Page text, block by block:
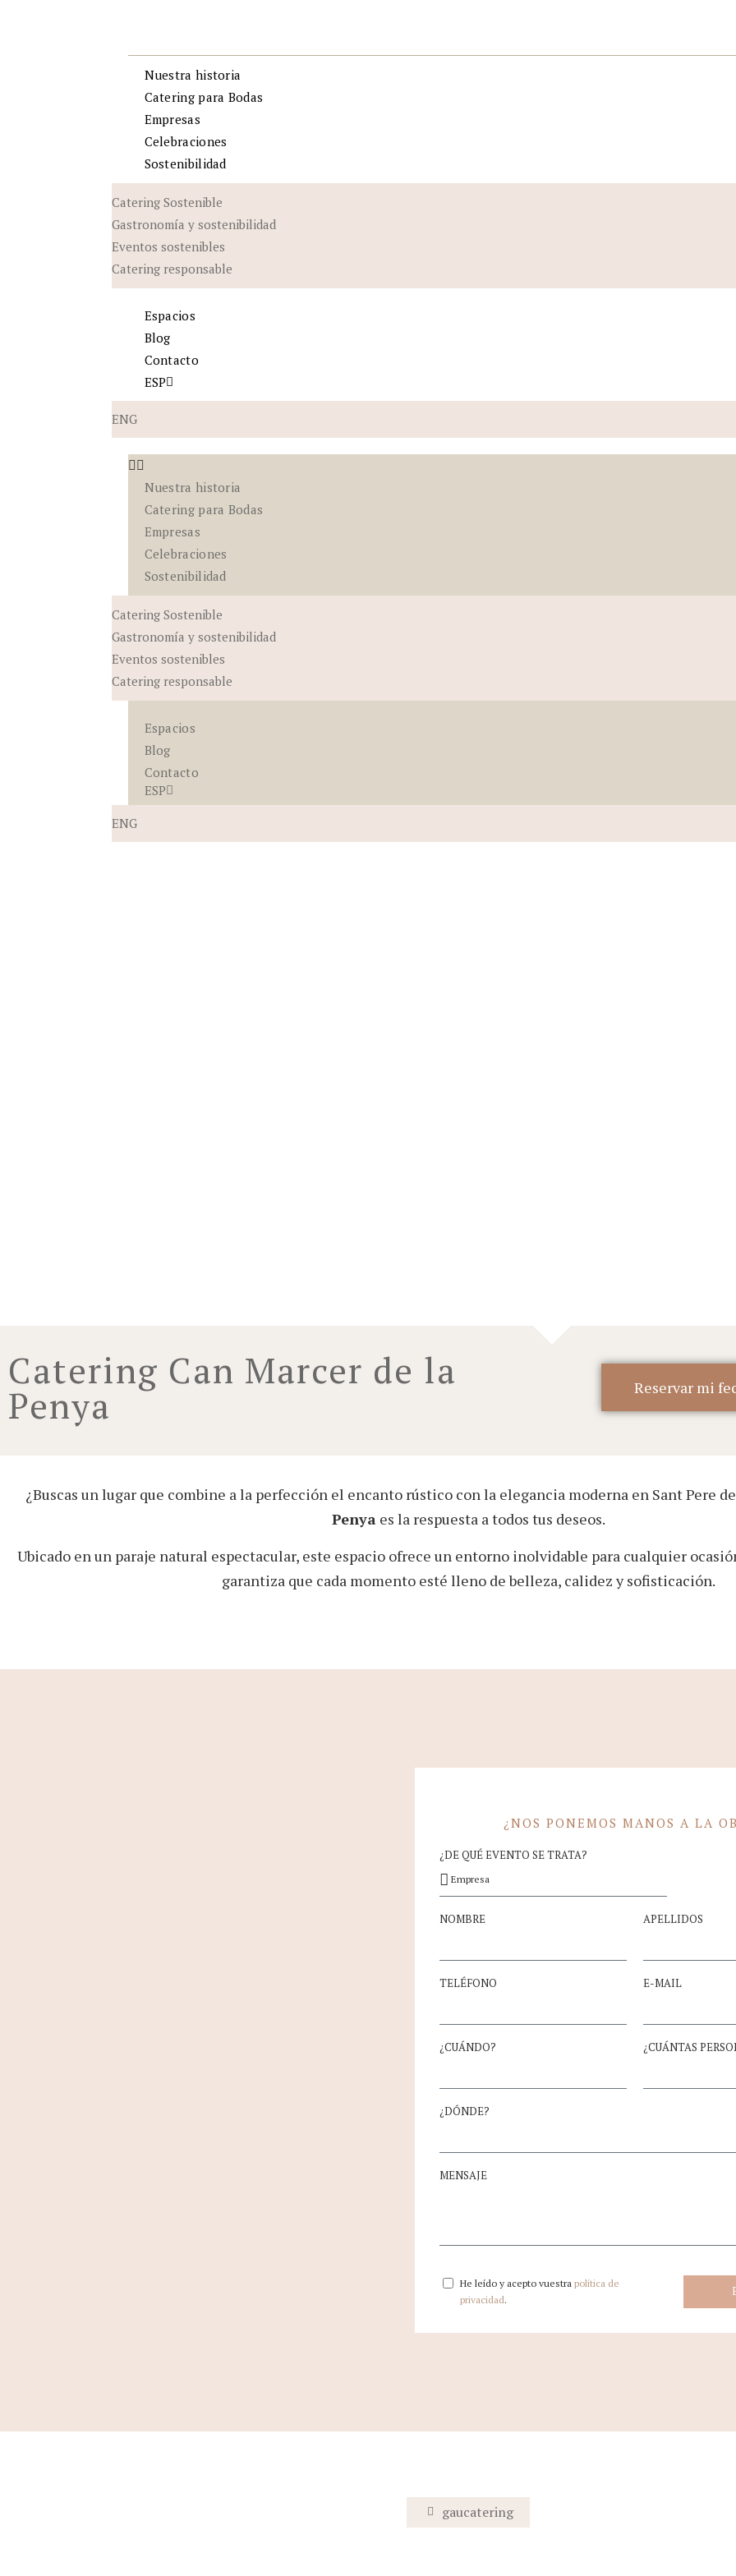
Nuestra historia
Catering para Bodas
Empresas
Celebraciones
Sostenibilidad
Catering Sostenible
Gastronomía y sostenibilidad
Eventos sostenibles
Catering responsable
Espacios
Blog
Contacto
ESP
ENG
Nuestra historia
Catering para Bodas
Empresas
Celebraciones
Sostenibilidad
Catering Sostenible
Gastronomía y sostenibilidad
Eventos sostenibles
Catering responsable
Espacios
Blog
Contacto
ESP
ENG
Catering Can Marcer de la
Penya Reservar mi
¿Buscas un lugar que combine a la perfección el encanto rústico con la elegancia moderna en Sant Pere
Penya es la respuesta a todos tus deseos.
Ubicado en un paraje natural espectacular, este espacio ofrece un entorno inolvidable para cualquier
garantiza que cada momento esté lleno de belleza, calidez y sofisticación.
¿NOS PONEMOS MANOS A LA
¿DE QUÉ EVENTO SE TRATA?
NOMBRE APELLIDOS
TELÉFONO E-MAIL
¿CUÁNDO? ¿CUÁNTAS
¿DÓNDE?
MENSAJE
He leído y acepto vuestra política de
privacidad.
gaucatering